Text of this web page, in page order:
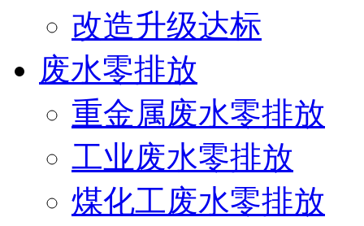
改造升级达标
废水零排放
重金属废水零排放
工业废水零排放
煤化工废水零排放